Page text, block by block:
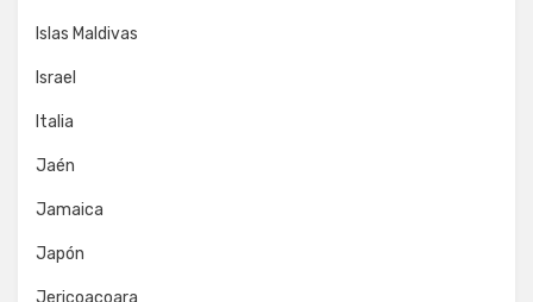
Islas Maldivas
Israel
Italia
Jaén
Jamaica
Japón
Jericoacoara